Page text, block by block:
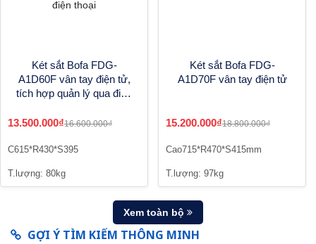
Két sắt Bofa FDG-
A1D60F vân tay điện tử,
tích hợp quản lý qua điện
13.500.000₫16.600.000₫
C615*R430*S395
T.lượng: 80kg
Két sắt Bofa FDG-
A1D70F vân tay điện tử
15.200.000₫18.800.000₫
Cao715*R470*S415mm
T.lượng: 97kg
Xem toàn bộ
GỢI Ý TÌM KIẾM THÔNG MINH